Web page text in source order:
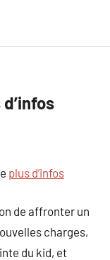
plus d’infos
de affronter un
charges,
du kid, et